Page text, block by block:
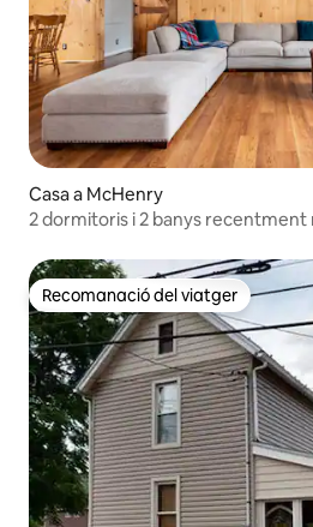
Casa a McHenry
2 dormitoris i 2 banys
Recomanació del viatger
Recomanació del viatger